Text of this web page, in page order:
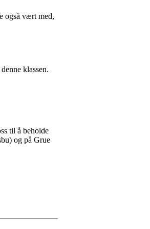
også vært med,
klassen.
til å beholde
og på Grue